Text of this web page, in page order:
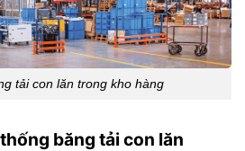
tải con lăn trong kho hàng
băng tải con lăn